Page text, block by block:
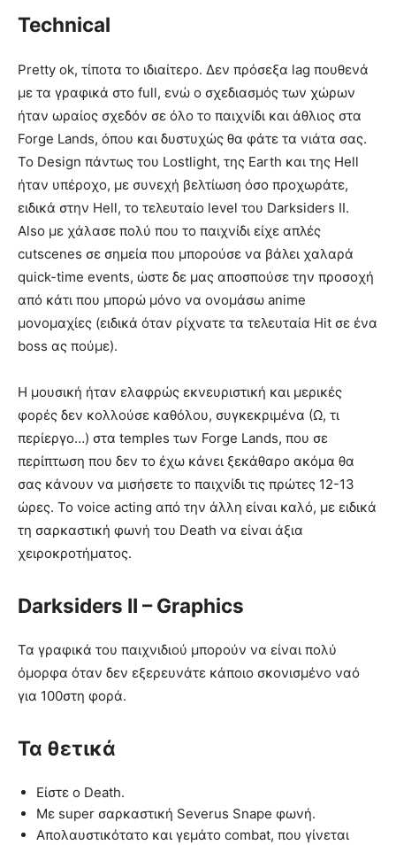
Technical
Pretty ok, τίποτα το ιδιαίτερο. Δεν πρόσεξα lag πουθενά
με τα γραφικά στο full, ενώ ο σχεδιασμός των χώρων
ήταν ωραίος σχεδόν σε όλο το παιχνίδι και άθλιος στα
Forge Lands, όπου και δυστυχώς θα φάτε τα νιάτα σας.
Το Design πάντως του Lostlight, της Earth και της Hell
ήταν υπέροχο, με συνεχή βελτίωση όσο προχωράτε,
ειδικά στην Hell, το τελευταίο level του Darksiders II.
Also με χάλασε πολύ που το παιχνίδι είχε απλές
cutscenes σε σημεία που μπορούσε να βάλει χαλαρά
quick-time events, ώστε δε μας αποσπούσε την προσοχή
από κάτι που μπορώ μόνο να ονομάσω anime
μονομαχίες (ειδικά όταν ρίχνατε τα τελευταία Hit σε ένα
boss ας πούμε).
Η μουσική ήταν ελαφρώς εκνευριστική και μερικές
φορές δεν κολλούσε καθόλου, συγκεκριμένα (Ω, τι
περίεργο…) στα temples των Forge Lands, που σε
περίπτωση που δεν το έχω κάνει ξεκάθαρο ακόμα θα
σας κάνουν να μισήσετε το παιχνίδι τις πρώτες 12-13
ώρες. Το voice acting από την άλλη είναι καλό, με ειδικά
τη σαρκαστική φωνή του Death να είναι άξια
χειροκροτήματος.
Darksiders II – Graphics
Τα γραφικά του παιχνιδιού μπορούν να είναι πολύ
όμορφα όταν δεν εξερευνάτε κάποιο σκονισμένο ναό
για 100στη φορά.
Τα θετικά
Είστε ο Death.
Με super σαρκαστική Severus Snape φωνή.
Απολαυστικότατο και γεμάτο combat, που γίνεται